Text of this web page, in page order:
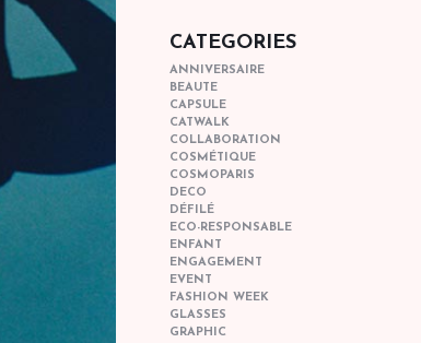
CATEGORIES
ANNIVERSAIRE
BEAUTE
CAPSULE
CATWALK
COLLABORATION
COSMÉTIQUE
COSMOPARIS
DECO
DÉFILÉ
ECO-RESPONSABLE
ENFANT
ENGAGEMENT
EVENT
FASHION WEEK
GLASSES
GRAPHIC